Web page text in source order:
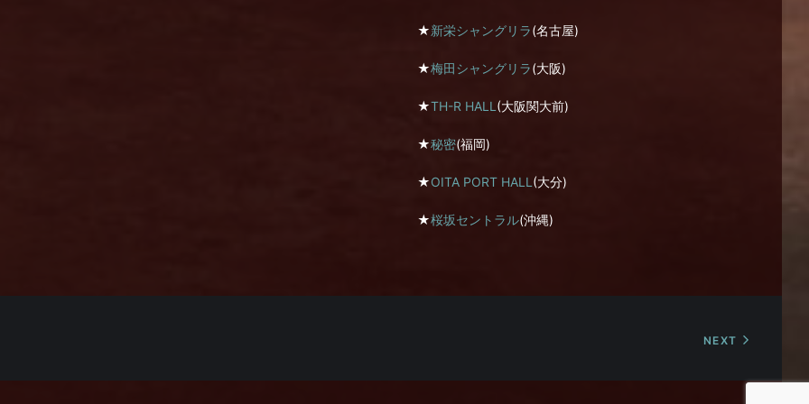
★新栄シャングリラ(名古屋)
★梅田シャングリラ(大阪)
★TH-R HALL (大阪関大前)
★秘密(福岡)
★OITA PORT HALL (大分)
★桜坂セントラル(沖縄)
NEXT